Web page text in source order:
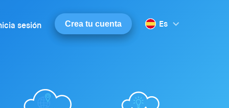
sesión Crea tu cuenta Es